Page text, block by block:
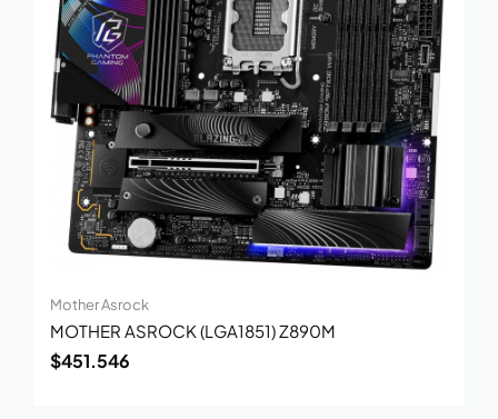
Mother Asrock
MOTHER ASROCK (LGA1851) Z890M
$451.546